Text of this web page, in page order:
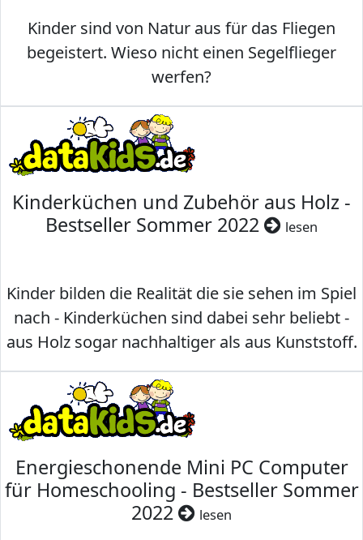
Kinder sind von Natur aus für das Fliegen
begeistert. Wieso nicht einen Segelflieger
werfen?
Kinderküchen und Zubehör aus Holz -
Bestseller Sommer 2022
lesen
Kinder bilden die Realität die sie sehen im Spiel
nach - Kinderküchen sind dabei sehr beliebt -
aus Holz sogar nachhaltiger als aus Kunststoff.
Energieschonende Mini PC Computer
für Homeschooling - Bestseller Sommer
2022
lesen